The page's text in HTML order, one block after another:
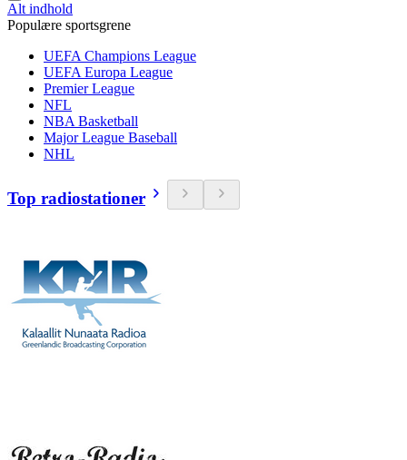
Alt indhold
Populære sportsgrene
UEFA Champions League
UEFA Europa League
Premier League
NFL
NBA Basketball
Major League Baseball
NHL
Top radiostationer